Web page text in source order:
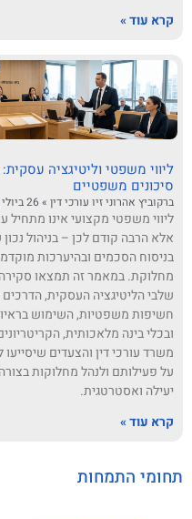
קרא עוד »
ליווי משפטי וליטיגציה
סיכונים משפטיים
ברקוביץ אהרוני זיו עורכי דין
ליווי משפטי מקצועי אינו
אלא הרבה קודם לכן – בניהול
בניסוח הסכמים ובהיערכות
מחלוקת. במאמר זה תמצאו
שלבי הליטיגציה העסקית,
חשיפות משפטיות, השימוש
ובכלי בינה מלאכותית,
משרד עורכי דין והצעדים
על פעילותם ולנהל מחלוקות
יעילה ואסטרטגית.
קרא עוד »
תחומי התמחות